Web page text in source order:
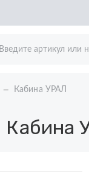
Кабина УРАЛ
Кабина